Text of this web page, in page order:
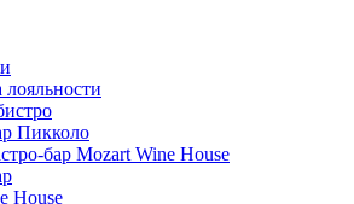
Пикколо
бар Mozart Wine House
House